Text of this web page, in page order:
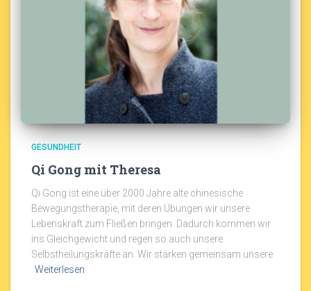
GESUNDHEIT
Qi Gong mit Theresa
Qi Gong ist eine über 2000 Jahre alte chinesische
Bewegungstherapie, mit deren Übungen wir unsere
Lebenskraft zum Fließen bringen. Dadurch kommen wir
ins Gleichgewicht und regen so auch unsere
Selbstheilungskräfte an. Wir stärken gemeinsam unsere
Weiterlesen